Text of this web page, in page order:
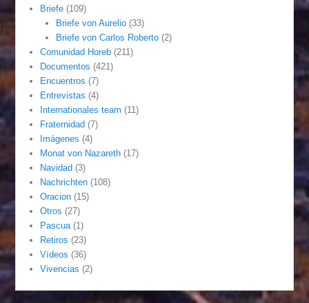
Briefe (109)
Briefe von Aurelio(33)
Briefe von Carlos Roberto(2)
Comunidad Horeb (211)
Documentos (421)
Encuentros (7)
Entrevistas (4)
Internationales team (11)
Fraternidad (7)
Imágenes (4)
Monat von Nazareth (17)
Navidad (3)
Nachrichten (108)
Oracion (15)
Otros (27)
Pascua (1)
Retiros (23)
Vídeos (36)
Vivencias (2)